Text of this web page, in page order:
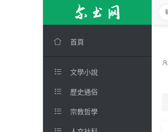
 首頁
 文學小說
 歷史通俗
 宗教哲學
